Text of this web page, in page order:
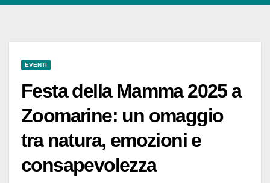
EVENTI
Festa della Mamma 2025 a
Zoomarine: un omaggio
tra natura, emozioni e
consapevolezza